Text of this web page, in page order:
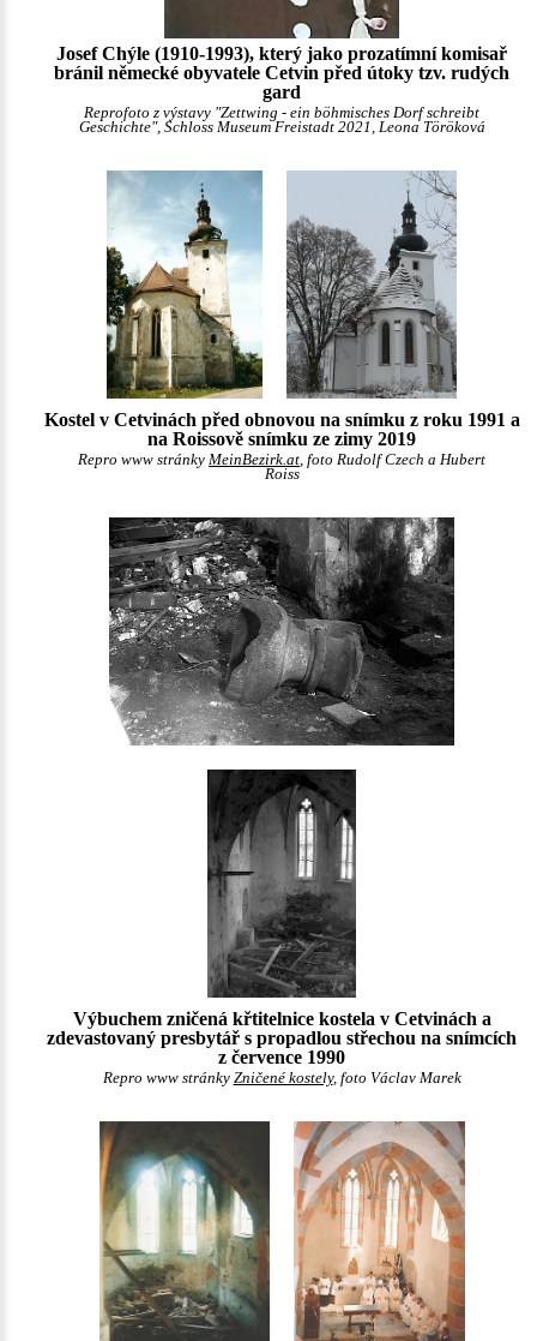
Josef Chýle (1910-1993), který jako prozatímní komisař
bránil německé obyvatele Cetvin před útoky tzv. rudých
gard
Reprofoto z výstavy "Zettwing - ein böhmisches Dorf schreibt
Geschichte", Schloss Museum Freistadt 2021, Leona Töröková
Kostel v Cetvinách před obnovou na snímku z roku 1991 a
na Roissově snímku ze zimy 2019
Repro www stránky MeinBezirk.at, foto Rudolf Czech a Hubert
Roiss
Výbuchem zničená křtitelnice kostela v Cetvinách a
zdevastovaný presbytář s propadlou střechou na snímcích
z července 1990
Repro www stránky Zničené kostely, foto Václav Marek